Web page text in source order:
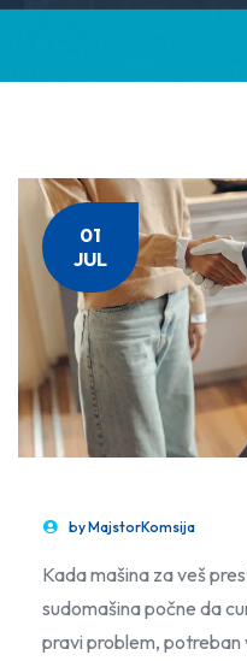
01
JUL
byMajstorKomsija
Kada mašina za veš
sudomašina počne da
pravi problem,